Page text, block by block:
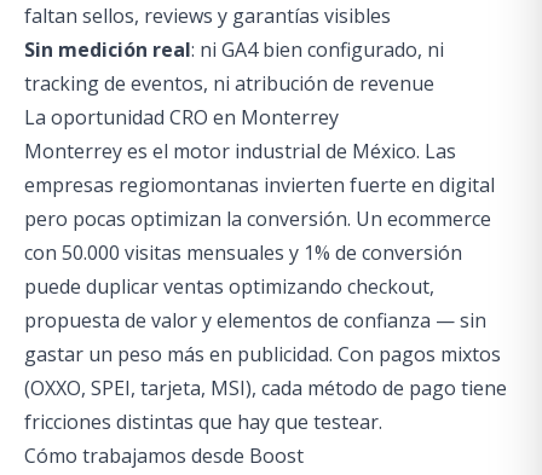
faltan sellos, reviews y garantías visibles
Sin medición real: ni GA4 bien configurado, ni
tracking de eventos, ni atribución de revenue
La oportunidad CRO en Monterrey
Monterrey es el motor industrial de México. Las
empresas regiomontanas invierten fuerte en digital
pero pocas optimizan la conversión. Un ecommerce
con 50.000 visitas mensuales y 1% de conversión
puede duplicar ventas optimizando checkout,
propuesta de valor y elementos de confianza — sin
gastar un peso más en publicidad. Con pagos mixtos
(OXXO, SPEI, tarjeta, MSI), cada método de pago tiene
fricciones distintas que hay que testear.
Cómo trabajamos desde Boost